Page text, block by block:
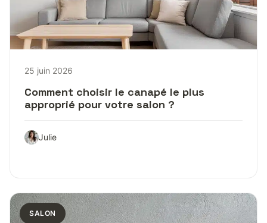
25 juin 2026
Comment choisir le canapé le plus
approprié pour votre salon ?
Julie
SALON